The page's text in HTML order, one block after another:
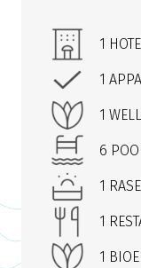
1
1
1
6
1
1
1